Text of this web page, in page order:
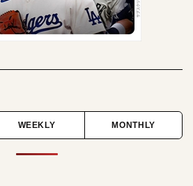
WEEKLY MONTHLY